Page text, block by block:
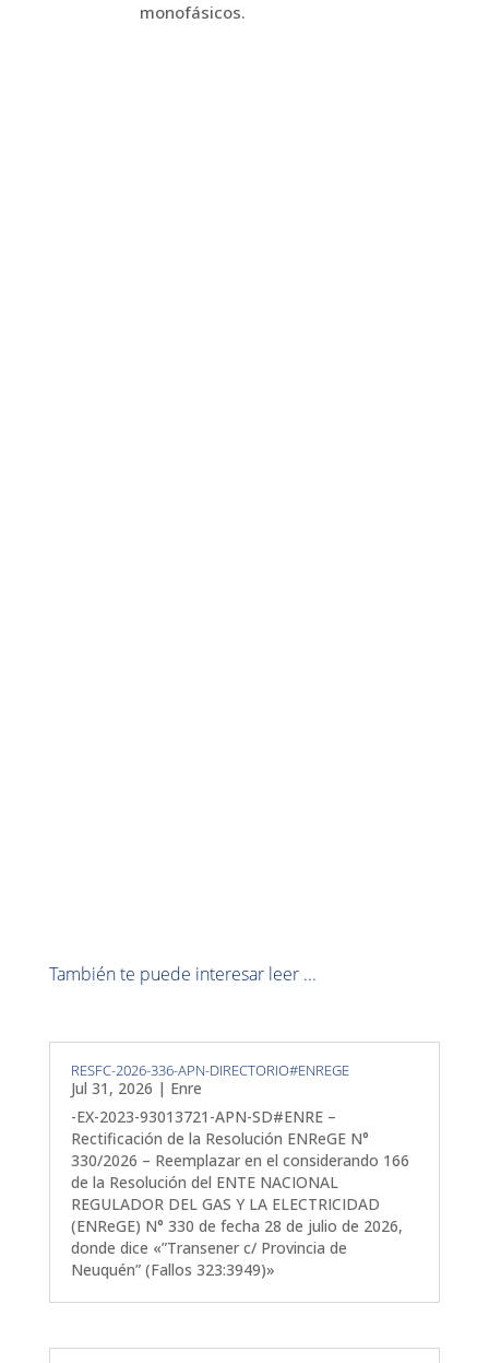
monofásicos.
También te puede interesar leer ...
RESFC-2026-336-APN-DIRECTORIO#ENREGE
Jul 31, 2026 | Enre
-EX-2023-93013721-APN-SD#ENRE –
Rectificación de la Resolución ENReGE N°
330/2026 – Reemplazar en el considerando 166
de la Resolución del ENTE NACIONAL
REGULADOR DEL GAS Y LA ELECTRICIDAD
(ENReGE) N° 330 de fecha 28 de julio de 2026,
donde dice «”Transener c/ Provincia de
Neuquén” (Fallos 323:3949)»